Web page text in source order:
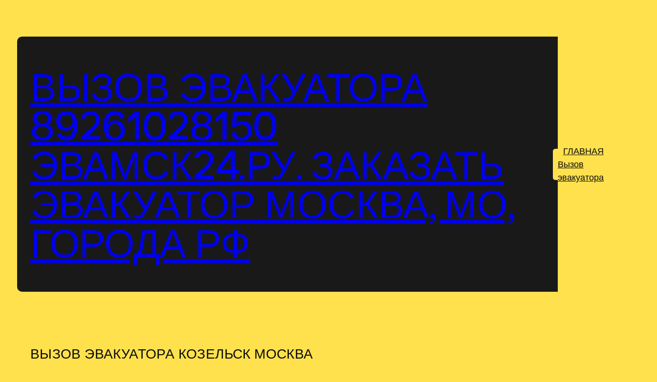
содержимому
ВЫЗОВ ЭВАКУАТОРА
89261028150
ЭВАМСК24.РУ. ЗАКАЗАТЬ
ЭВАКУАТОР МОСКВА, МО,
ГОРОДА РФ
ГЛАВНАЯ
Вызов
эвакуатора
ВЫЗОВ ЭВАКУАТОРА КОЗЕЛЬСК МОСКВА